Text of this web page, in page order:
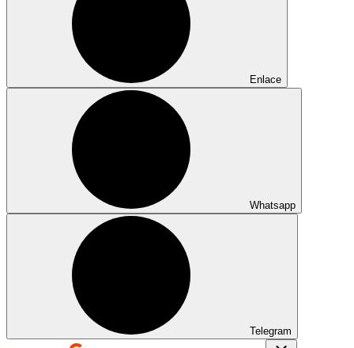
Enlace
Whatsapp
Telegram